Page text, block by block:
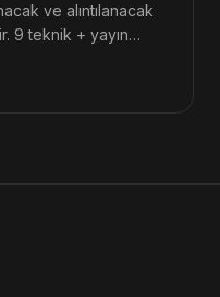
ve alıntılanacak
9 teknik + yayın